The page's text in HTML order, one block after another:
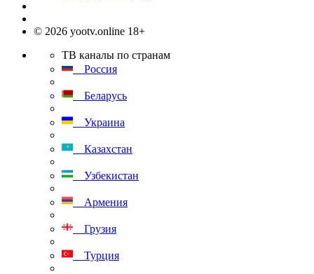
© 2026 yootv.online 18+
ТВ каналы по странам
Россия
Беларусь
Украина
Казахстан
Узбекистан
Армения
Грузия
Турция